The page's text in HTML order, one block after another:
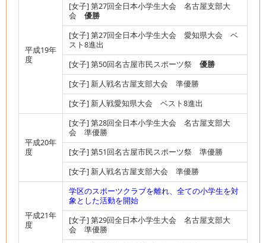
平成19年
度
[女子] 第27回全日本小学生大会 名古屋支部大
会 優勝
[女子] 第27回全日本小学生大会 愛知県大会 ベ
スト8進出
[女子] 第50回名古屋市民スポーツ祭 優勝
[女子] 新人戦名古屋支部大会 準優勝
[女子] 新人戦愛知県大会 ベスト8進出
平成20年
度
[女子] 第28回全日本小学生大会 名古屋支部大
会 準優勝
[女子] 第51回名古屋市民スポーツ祭 準優勝
[女子] 新人戦名古屋支部大会 準優勝
平成21年
度
学区のスポーツクラブを離れ、全ての小学生を対
象とした活動を開始
[女子] 第29回全日本小学生大会 名古屋支部大
会 準優勝